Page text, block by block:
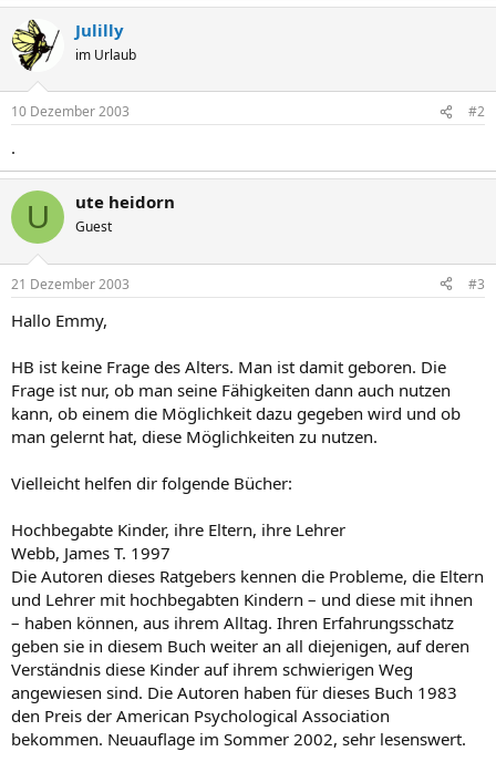
Julilly
im Urlaub
10 Dezember 2003 #2
.
U ute heidorn
Guest
21 Dezember 2003 #3
Hallo Emmy,
HB ist keine Frage des Alters. Man ist damit geboren. Die
Frage ist nur, ob man seine Fähigkeiten dann auch nutzen
kann, ob einem die Möglichkeit dazu gegeben wird und ob
man gelernt hat, diese Möglichkeiten zu nutzen.
Vielleicht helfen dir folgende Bücher:
Hochbegabte Kinder, ihre Eltern, ihre Lehrer
Webb, James T. 1997
Die Autoren dieses Ratgebers kennen die Probleme, die Eltern
und Lehrer mit hochbegabten Kindern – und diese mit ihnen
– haben können, aus ihrem Alltag. Ihren Erfahrungsschatz
geben sie in diesem Buch weiter an all diejenigen, auf deren
Verständnis diese Kinder auf ihrem schwierigen Weg
angewiesen sind. Die Autoren haben für dieses Buch 1983
den Preis der American Psychological Association
bekommen. Neuauflage im Sommer 2002, sehr lesenswert.